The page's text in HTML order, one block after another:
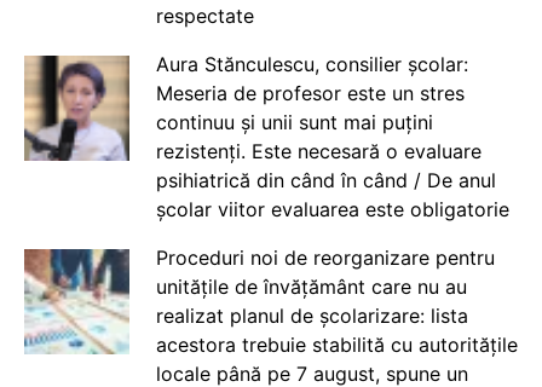
respectate
Aura Stănculescu, consilier școlar:
Meseria de profesor este un stres
continuu și unii sunt mai puțini
rezistenți. Este necesară o evaluare
psihiatrică din când în când / De anul
școlar viitor evaluarea este obligatorie
Proceduri noi de reorganizare pentru
unitățile de învățământ care nu au
realizat planul de școlarizare: lista
acestora trebuie stabilită cu autoritățile
locale până pe 7 august, spune un